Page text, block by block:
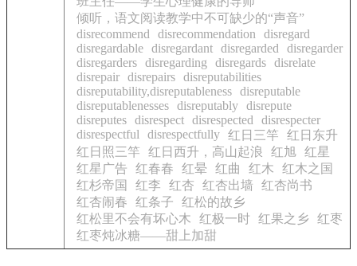
倾听，语文阅读教学中不可缺少的“声音”
disrecommend
disrecommendation
disregard
disregardable disregardant disregarded
disregarder
disregarders disregarding disregards disrelate
disrepair disrepairs disreputabilities
disreputability,disreputableness disreputable
disreputablenesses disreputably disrepute
disreputes disrespect disrespected
disrespecter
disrespectful
disrespectfully 红日三竿
红日东升
红日照三竿
红日西升，高山起浪 红旭 红星
红星广告
红春春 红晕 红曲 红木
红木之国
红杉帝国
红李 红杏 红杏出墙
红杏尚书
红杏闹春
红条子
红松的故乡
红松里不会有坏心木
红极一时 红果之乡
红枣
红枣炖冰糖——甜上加甜